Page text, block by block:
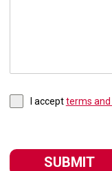
I acceptterms and
SUBMIT